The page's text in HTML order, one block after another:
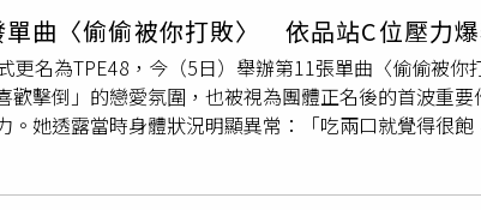
部支撐重量，長期負荷下也會造成局部勞損。手機指的
時出現卡頓感或無力感，這些都是肌腱或關節發炎的警
與手指關節病變的關聯性。針對現代人難以完全脫離手
首先，應嚴格落實休息原則，建議使用手機每30分鐘
對緊繃部位進行適度按摩以緩解壓力；最後，建議善
節的負擔。李醫師也呼籲，若民眾發現手指疼痛症狀
曲〈偷偷被你打敗〉 依品站C位壓力爆
更名為TPE48，今（5日）舉辦第11張單曲〈偷偷被
歡擊倒」的戀愛氛圍，也被視為團體正名後的首波重
。她透露當時身體狀況明顯異常：「吃兩口就覺得很
為TPE48。（圖／好言娛樂提供）伊品身高166公分
己當時身體持續不適，還曾上網搜尋自己是否罹患疾